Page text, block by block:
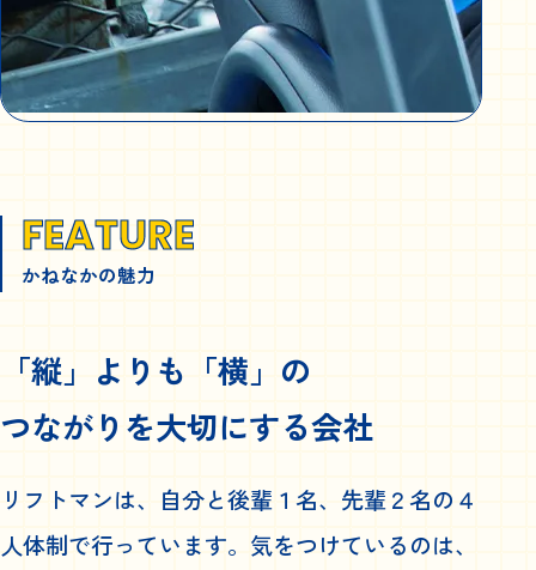
FEATURE
かねなかの魅力
「縦」よりも「横」の
つながりを大切にする会社
リフトマンは、自分と後輩１名、先輩２名の４
人体制で行っています。気をつけているのは、